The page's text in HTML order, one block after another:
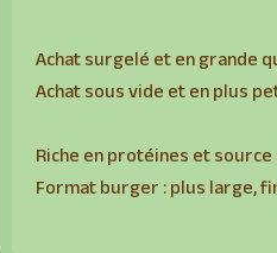
Achat surgelé et en grande
Achat sous vide eten plus
Riche en protéines et
Format burger : plus large,